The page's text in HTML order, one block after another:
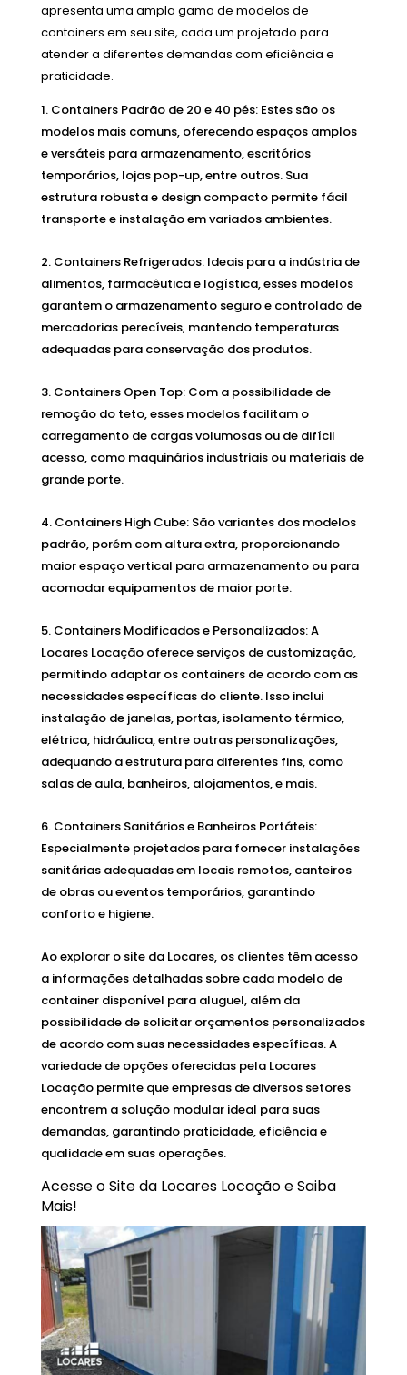
apresenta uma ampla gama de modelos de
containers em seu site, cada um projetado para
atender a diferentes demandas com eficiência e
praticidade.
Containers Padrão de 20 e 40 pés: Estes são os
modelos mais comuns, oferecendo espaços amplos
e versáteis para armazenamento, escritórios
temporários, lojas pop-up, entre outros. Sua
estrutura robusta e design compacto permite fácil
transporte e instalação em variados ambientes.
Containers Refrigerados: Ideais para a indústria de
alimentos, farmacêutica e logística, esses modelos
garantem o armazenamento seguro e controlado de
mercadorias perecíveis, mantendo temperaturas
adequadas para conservação dos produtos.
Containers Open Top: Com a possibilidade de
remoção do teto, esses modelos facilitam o
carregamento de cargas volumosas ou de difícil
acesso, como maquinários industriais ou materiais de
grande porte.
Containers High Cube: São variantes dos modelos
padrão, porém com altura extra, proporcionando
maior espaço vertical para armazenamento ou para
acomodar equipamentos de maior porte.
Containers Modificados e Personalizados: A
Locares Locação oferece serviços de customização,
permitindo adaptar os containers de acordo com as
necessidades específicas do cliente. Isso inclui
instalação de janelas, portas, isolamento térmico,
elétrica, hidráulica, entre outras personalizações,
adequando a estrutura para diferentes fins, como
salas de aula, banheiros, alojamentos, e mais.
Containers Sanitários e Banheiros Portáteis:
Especialmente projetados para fornecer instalações
sanitárias adequadas em locais remotos, canteiros
de obras ou eventos temporários, garantindo
conforto e higiene.
Ao explorar o site da Locares, os clientes têm acesso
a informações detalhadas sobre cada modelo de
container disponível para aluguel, além da
possibilidade de solicitar orçamentos personalizados
de acordo com suas necessidades específicas. A
variedade de opções oferecidas pela Locares
Locação permite que empresas de diversos setores
encontrem a solução modular ideal para suas
demandas, garantindo praticidade, eficiência e
qualidade em suas operações.
Acesse o Site da Locares Locação e Saiba
Mais!